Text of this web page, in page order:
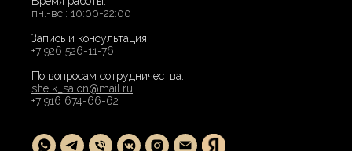
пн.-вс.: 10:00-22:00
Запись и консультация:
+7 926 526-11-76
По вопросам сотрудничества:
shelk_salon@mail.ru
+7 916 674-66-62